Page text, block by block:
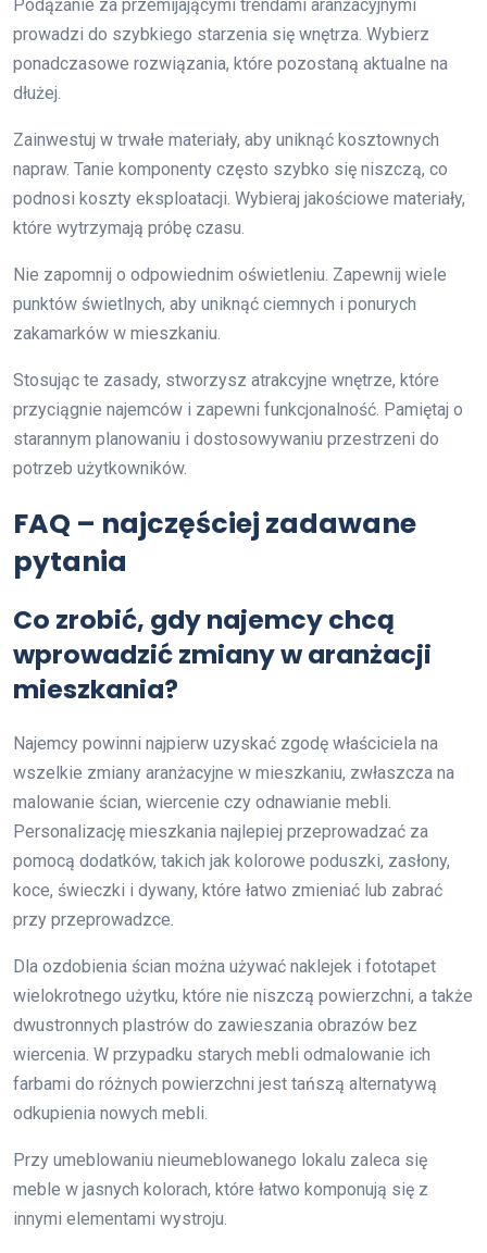
Podążanie za przemijającymi trendami aranżacyjnymi
prowadzi do szybkiego starzenia się wnętrza. Wybierz
ponadczasowe rozwiązania, które pozostaną aktualne na
dłużej.
Zainwestuj w trwałe materiały, aby uniknąć kosztownych
napraw. Tanie komponenty często szybko się niszczą, co
podnosi koszty eksploatacji. Wybieraj jakościowe materiały,
które wytrzymają próbę czasu.
Nie zapomnij o odpowiednim oświetleniu. Zapewnij wiele
punktów świetlnych, aby uniknąć ciemnych i ponurych
zakamarków w mieszkaniu.
Stosując te zasady, stworzysz atrakcyjne wnętrze, które
przyciągnie najemców i zapewni funkcjonalność. Pamiętaj o
starannym planowaniu i dostosowywaniu przestrzeni do
potrzeb użytkowników.
FAQ – najczęściej zadawane
pytania
Co zrobić, gdy najemcy chcą
wprowadzić zmiany w aranżacji
mieszkania?
Najemcy powinni najpierw uzyskać zgodę właściciela na
wszelkie zmiany aranżacyjne w mieszkaniu, zwłaszcza na
malowanie ścian, wiercenie czy odnawianie mebli.
Personalizację mieszkania najlepiej przeprowadzać za
pomocą dodatków, takich jak kolorowe poduszki, zasłony,
koce, świeczki i dywany, które łatwo zmieniać lub zabrać
przy przeprowadzce.
Dla ozdobienia ścian można używać naklejek i fototapet
wielokrotnego użytku, które nie niszczą powierzchni, a także
dwustronnych plastrów do zawieszania obrazów bez
wiercenia. W przypadku starych mebli odmalowanie ich
farbami do różnych powierzchni jest tańszą alternatywą
odkupienia nowych mebli.
Przy umeblowaniu nieumeblowanego lokalu zaleca się
meble w jasnych kolorach, które łatwo komponują się z
innymi elementami wystroju.